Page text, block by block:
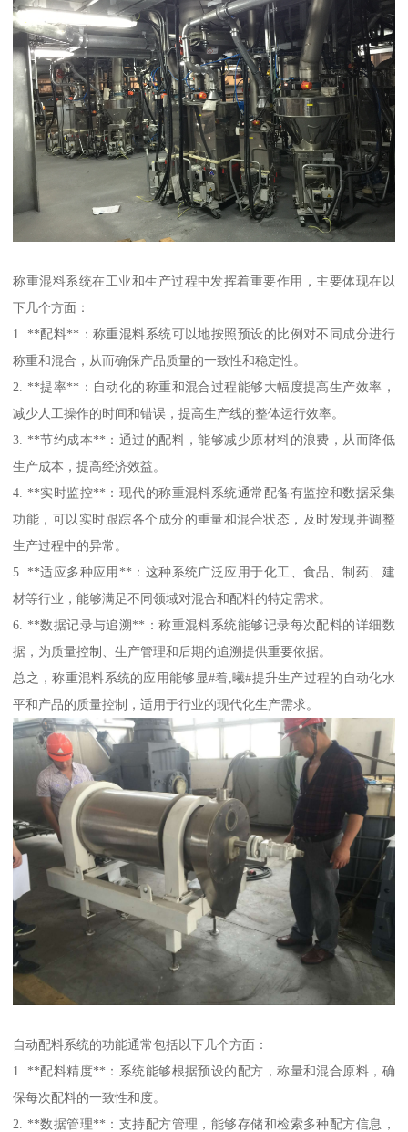
称重混料系统在工业和生产过程中发挥着重要作用，主要体现在以
下几个方面：
1. **配料**：称重混料系统可以地按照预设的比例对不同成分进行
称重和混合，从而确保产品质量的一致性和稳定性。
2. **提率**：自动化的称重和混合过程能够大幅度提高生产效率，
减少人工操作的时间和错误，提高生产线的整体运行效率。
3. **节约成本**：通过的配料，能够减少原材料的浪费，从而降低
生产成本，提高经济效益。
4. **实时监控**：现代的称重混料系统通常配备有监控和数据采集
功能，可以实时跟踪各个成分的重量和混合状态，及时发现并调整
生产过程中的异常。
5. **适应多种应用**：这种系统广泛应用于化工、食品、制药、建
材等行业，能够满足不同领域对混合和配料的特定需求。
6. **数据记录与追溯**：称重混料系统能够记录每次配料的详细数
据，为质量控制、生产管理和后期的追溯提供重要依据。
总之，称重混料系统的应用能够显#着,曦#提升生产过程的自动化水
平和产品的质量控制，适用于行业的现代化生产需求。
自动配料系统的功能通常包括以下几个方面：
1. **配料精度**：系统能够根据预设的配方，称量和混合原料，确
保每次配料的一致性和度。
2. **数据管理**：支持配方管理，能够存储和检索多种配方信息，